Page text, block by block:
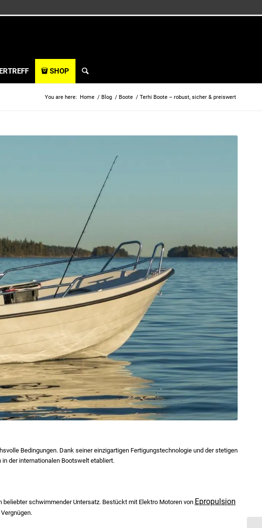
SHOP
You are here: Home / Blog / Boote / Terhi Boote – robust, sicher & preiswert
Bedingungen. Dank seiner einzigartigen Fertigungstechnologie und der stetigen
der internationalen Bootswelt etabliert.
schwimmender Untersatz. Bestückt mit Elektro Motoren von Epropulsion